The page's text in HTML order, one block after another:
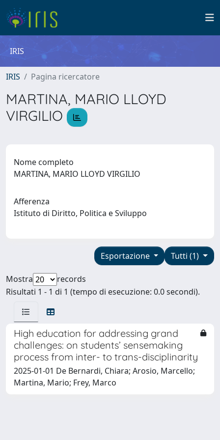
IRIS
IRIS Pagina ricercatore
MARTINA, MARIO LLOYD
VIRGILIO
Nome completo
MARTINA, MARIO LLOYD VIRGILIO
Afferenza
Istituto di Diritto, Politica e Sviluppo
Tutti (1)
Esportazione
Mostra
records
Risultati 1 - 1 di 1 (tempo di esecuzione: 0.0 secondi).
High education for addressing grand
challenges: on students’ sensemaking
process from inter- to trans-disciplinarity
2025-01-01 De Bernardi, Chiara; Arosio, Marcello;
Martina, Mario; Frey, Marco